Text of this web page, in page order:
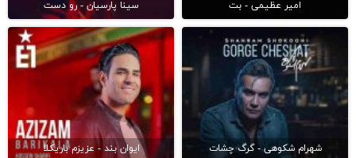
امیر عظیمی - بت سینا پارسیان - رو دست
شهرام شکوهی - گرگ چشات ایوان بند - عزیزم باریکلا